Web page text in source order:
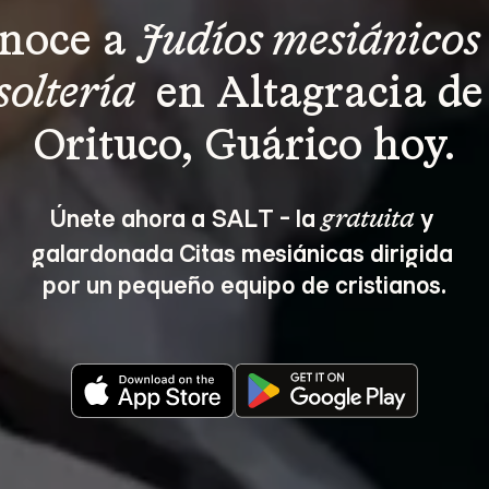
a Judíos
en Altagracia
Orituco, Guárico hoy.
Únete ahora a SALT - la gratuita y
galardonada Citas mesiánicas dirigida
por un pequeño equipo de cristianos.